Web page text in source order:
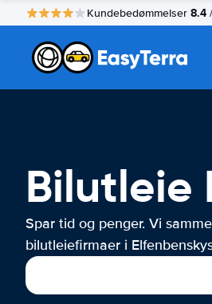
Kundebedømmelser 8.4
Bilutleie
Spar tid og penger. Vi
bilutleiefirmaer i